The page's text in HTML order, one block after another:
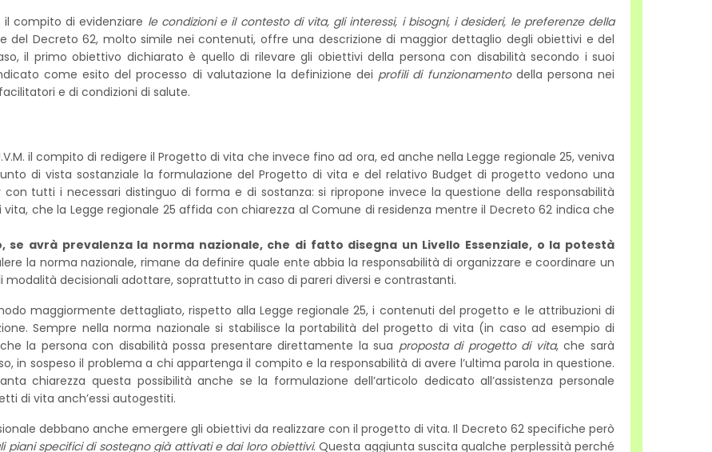
il compito di evidenziare le condizioni e il contesto di vita, gli interessi, i bisogni, i desideri, le preferenze della
del Decreto 62, molto simile nei contenuti, offre una descrizione di maggior dettaglio degli obiettivi e del
il primo obiettivo dichiarato è quello di rilevare gli obiettivi della persona con disabilità secondo i suoi
come esito del processo di valutazione la definizione dei profili di funzionamentodella persona nei
e di condizioni di salute.
il compito di redigere il Progetto di vita che invece fino ad ora, ed anche nella Legge regionale 25, veniva
di vista sostanziale la formulazione del Progetto di vita e del relativo Budget di progetto vedono una
tutti i necessari distinguo di forma e di sostanza: si ripropone invece la questione della responsabilità
che la Legge regionale 25 affida con chiarezza al Comune di residenza mentre il Decreto 62 indica che
se avrà prevalenza la norma nazionale, che di fatto disegna un Livello Essenziale, o la potestà
la norma nazionale, rimane da definire quale ente abbia la responsabilità di organizzare e coordinare un
decisionali adottare, soprattutto in caso di pareri diversi e contrastanti.
maggiormente dettagliato, rispetto alla Legge regionale 25, i contenuti del progetto e le attribuzioni di
Sempre nella norma nazionale si stabilisce la portabilità del progetto di vita (in caso ad esempio di
la persona con disabilità possa presentare direttamente la sua proposta di progetto di vita, che sarà
in sospeso il problema a chi appartenga il compito e la responsabilità di avere l’ultima parola in questione.
chiarezza questa possibilità anche se la formulazione dell’articolo dedicato all’assistenza personale
di vita anch’essi autogestiti.
debbano anche emergere gli obiettivi da realizzare con il progetto di vita. Il Decreto 62 specifiche però
piani specifici di sostegno già attivati e dai loro obiettivi. Questa aggiunta suscita qualche perplessità perché